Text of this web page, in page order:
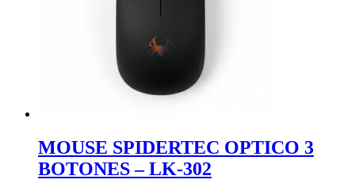
MOUSE SPIDERTEC OPTICO 3
BOTONES – LK-302